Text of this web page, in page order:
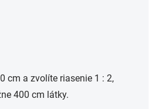
cm a zvolíte riasenie 1 : 2,
400 cm látky.